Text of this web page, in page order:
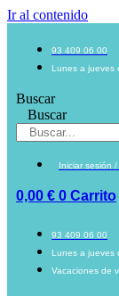
Ir al contenido
93 409 06 00
Lunes a jueves
Buscar
Buscar
Iniciar sesión
0,00 € 0 Carrito
93 409 06 00
Lunes a jueves
Vacaciones de